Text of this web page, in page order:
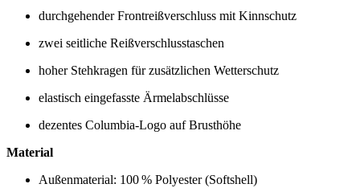
durchgehender Frontreißverschluss mit Kinnschutz
zwei seitliche Reißverschlusstaschen
hoher Stehkragen für zusätzlichen Wetterschutz
elastisch eingefasste Ärmelabschlüsse
dezentes Columbia-Logo auf Brusthöhe
Material
Außenmaterial: 100 % Polyester (Softshell)